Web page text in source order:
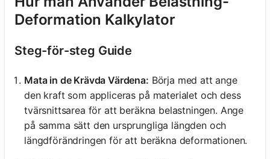
Deformation Kalkylator
Steg-för-steg Guide
Mata in de Krävda Värdena: Börja med att ange
den kraft som appliceras på materialet och dess
tvärsnittsarea för att beräkna belastningen. Ange
på samma sätt den ursprungliga längden och
längdförändringen för att beräkna deformationen.